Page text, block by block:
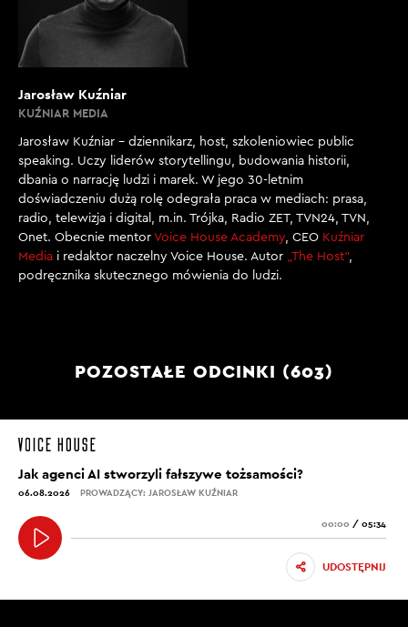
Jarosław Kuźniar
KUŹNIAR MEDIA
Jarosław Kuźniar – dziennikarz, host, szkoleniowiec public
speaking. Uczy liderów storytellingu, budowania historii,
dbania o narrację ludzi i marek. W jego 30-letnim
doświadczeniu dużą rolę odegrała praca w mediach: prasa,
radio, telewizja i digital, m.in. Trójka, Radio ZET, TVN24, TVN,
Onet. Obecnie mentor Voice House Academy, CEO Kuźniar
Media i redaktor naczelny Voice House. Autor „The Host”,
podręcznika skutecznego mówienia do ludzi.
POZOSTAŁE ODCINKI (603)
Jak agenci AI stworzyli fałszywe tożsamości?
06.08.2026 PROWADZĄCY: JAROSŁAW KUŹNIAR
00:00 / 05:34
UDOSTĘPNIJ